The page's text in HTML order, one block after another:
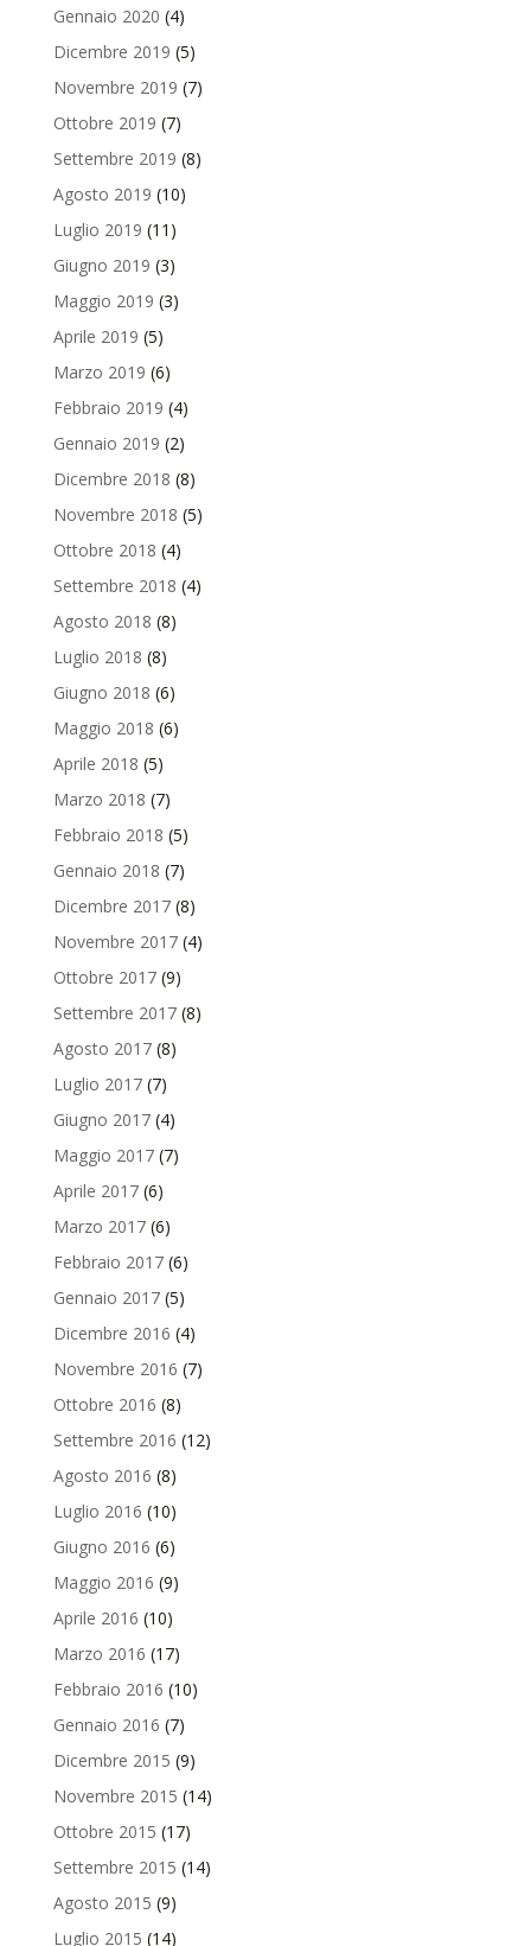
Gennaio 2020 (4)
Dicembre 2019 (5)
Novembre 2019 (7)
Ottobre 2019 (7)
Settembre 2019 (8)
Agosto 2019 (10)
Luglio 2019 (11)
Giugno 2019 (3)
Maggio 2019 (3)
Aprile 2019 (5)
Marzo 2019 (6)
Febbraio 2019 (4)
Gennaio 2019 (2)
Dicembre 2018 (8)
Novembre 2018 (5)
Ottobre 2018 (4)
Settembre 2018 (4)
Agosto 2018 (8)
Luglio 2018 (8)
Giugno 2018 (6)
Maggio 2018 (6)
Aprile 2018 (5)
Marzo 2018 (7)
Febbraio 2018 (5)
Gennaio 2018 (7)
Dicembre 2017(8)
Novembre 2017(4)
Ottobre 2017(9)
Settembre 2017(8)
Agosto 2017(8)
Luglio 2017(7)
Giugno 2017(4)
Maggio 2017(7)
Aprile 2017(6)
Marzo 2017(6)
Febbraio 2017(6)
Gennaio 2017(5)
Dicembre 2016 (4)
Novembre 2016 (7)
Ottobre 2016 (8)
Settembre 2016 (12)
Agosto 2016 (8)
Luglio 2016 (10)
Giugno 2016 (6)
Maggio 2016 (9)
Aprile 2016 (10)
Marzo 2016 (17)
Febbraio 2016 (10)
Gennaio 2016 (7)
Dicembre 2015 (9)
Novembre 2015 (14)
Ottobre 2015 (17)
Settembre 2015 (14)
Agosto 2015 (9)
Luglio 2015 (14)